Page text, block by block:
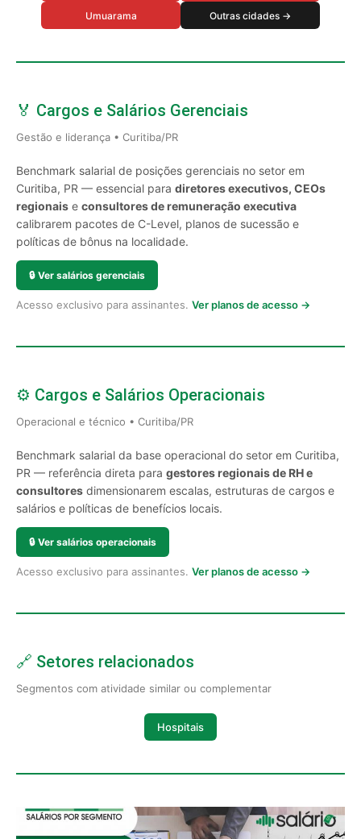
Umuarama Outras cidades →
🏅 Cargos e Salários Gerenciais
Gestão e liderança • Curitiba/PR
Benchmark salarial de posições gerenciais no setor em
Curitiba, PR — essencial para diretores executivos, CEOs
regionais e consultores de remuneração executiva
calibrarem pacotes de C-Level, planos de sucessão e
políticas de bônus na localidade.
🔒 Ver salários gerenciais
Acesso exclusivo para assinantes. Ver planos de acesso →
⚙️ Cargos e Salários Operacionais
Operacional e técnico • Curitiba/PR
Benchmark salarial da base operacional do setor em Curitiba,
PR — referência direta para gestores regionais de RH e
consultores dimensionarem escalas, estruturas de cargos e
salários e políticas de benefícios locais.
🔒 Ver salários operacionais
Acesso exclusivo para assinantes. Ver planos de acesso →
🔗 Setores relacionados
Segmentos com atividade similar ou complementar
Hospitais